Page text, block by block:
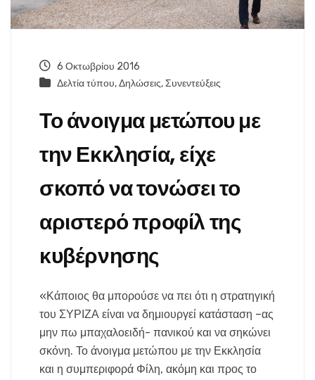
6 Οκτωβρίου 2016
Δελτία τύπου,Δηλώσεις,Συνεντεύξεις
Το άνοιγμα μετώπου με
την Εκκλησία, είχε
σκοπό να τονώσει το
αριστερό προφίλ της
κυβέρνησης
«Κάποιος θα μπορούσε να πει ότι η στρατηγική
του ΣΥΡΙΖΑ είναι να δημιουργεί κατάσταση –ας
μην πω μπαχαλοειδή- πανικού και να σηκώνει
σκόνη. Το άνοιγμα μετώπου με την Εκκλησία
και η συμπεριφορά Φίλη, ακόμη και προς το